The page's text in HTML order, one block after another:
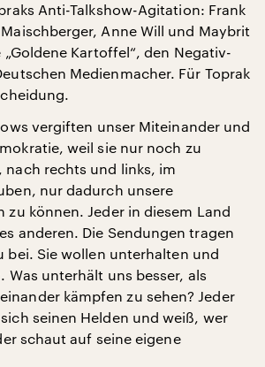
Anti-Talkshow-Agitation: Frank
Anne Will und Maybrit
Kartoffel“, den Negativ-
Medienmacher. Für Toprak
vergiften unser Miteinander und
weil sie nur noch zu
nach rechts und links, im
nur dadurch unsere
zu können. Jeder in diesem Land
anderen. Die Sendungen tragen
bei. Sie wollen unterhalten und
unterhält uns besser, als
kämpfen zu sehen? Jeder
seinen Helden und weiß, wer
schaut auf seine eigene